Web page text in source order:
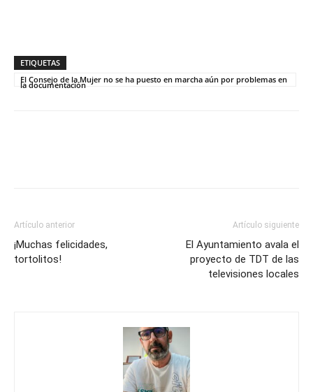
ETIQUETAS
El Consejo de la Mujer no se ha puesto en marcha aún por problemas en
la documentación
Artículo anterior
¡Muchas felicidades,
tortolitos!
Artículo siguiente
El Ayuntamiento avala el
proyecto de TDT de las
televisiones locales